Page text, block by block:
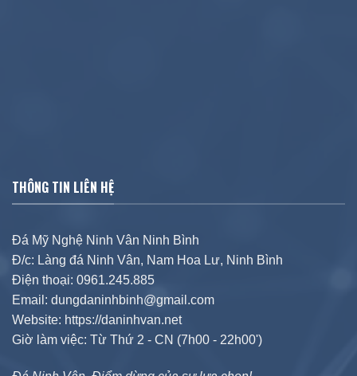
THÔNG TIN LIÊN HỆ
Đá Mỹ Nghệ Ninh Vân Ninh Bình
Đ/c: Làng đá Ninh Vân, Nam Hoa Lư, Ninh Bình
Điện thoại: 0961.245.885
Email: dungdaninhbinh@gmail.com
Website: https://daninhvan.net
Giờ làm việc: Từ Thứ 2 - CN (7h00 - 22h00')